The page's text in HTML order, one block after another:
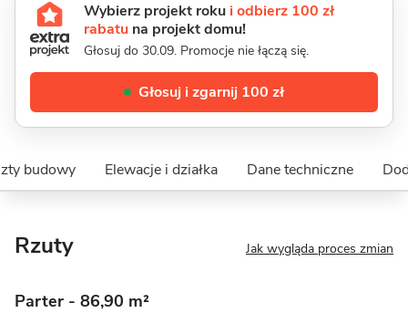
Wybierz projekt roku i odbierz 100 zł
rabatu na projekt domu!
Głosuj do 30.09. Promocje nie łączą się.
Głosuj i zgarnij 100 zł
budowy Elewacje i działka Dane techniczne
Rzuty Jak wygląda proces zmian
Parter - 86,90 m²